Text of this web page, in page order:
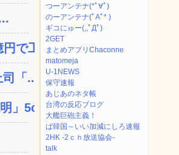
円で工...
「...
」5c...
つーアンテナ(*ﾟ∀ﾟ)
のーアンテナ(ﾟAﾟ* )
ギコにゅー(,,ﾟДﾟ)
2GET
まとめアプリChaconne
matomeja
U-1NEWS
保守速報
あじあのネタ帳
台湾の反応ブログ
大艦巨砲主義！
ば韓国～いい加減にしろ速報
2HK -2ｃｈ放送協会-
talk